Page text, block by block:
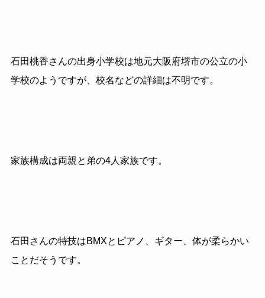
石田桃香さんの出身小学校は地元大阪府堺市の公立の小
学校のようですが、校名などの詳細は不明です。
家族構成は両親と弟の4人家族です。
石田さんの特技はBMXとピアノ、ギター、体が柔らかい
ことだそうです。